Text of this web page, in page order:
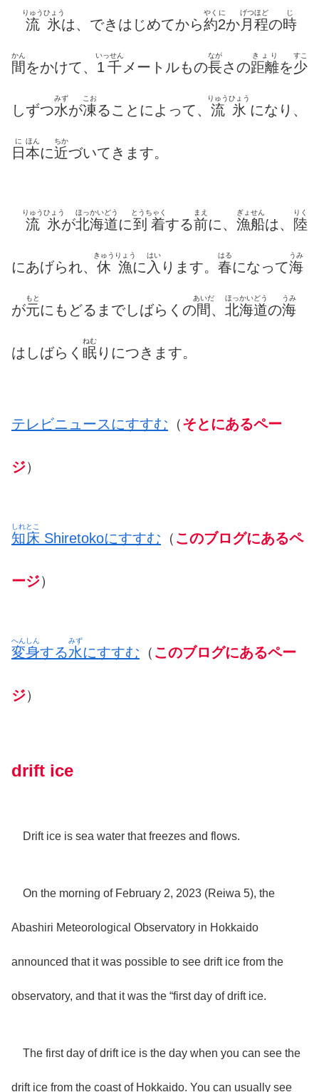
流氷
りゅうひょう
は、できはじめてから約
やく
2
に
か月程
げつほど
の時
じ
間
かん
をかけて、 1千
いっせん
メートルもの長
なが
さの距離
きょり
を少
すこ
しずつ水
みず
が凍
こお
ることによって、 流氷
りゅうひょう
になり、
日
に
本
ほん
に近
ちか
づいてきます。
流氷
りゅうひょう
が北海道
ほっかいどう
に到着
とうちゃく
する前
まえ
に、 漁船
ぎょせん
は、 陸
りく
にあげられ、 休漁
きゅうりょう
に 入
はい
ります。 春
はる
になって海
うみ
が元
もと
にもどるまでしばらくの間
あいだ
、 北海道
ほっかいどう
の海
うみ
はしばらく 眠
ねむ
りにつきます。
テレビニュースにすすむ （そとにあるペー
ジ）
知床
しれとこ
Shiretokoにすすむ （ このブログにあるペ
ージ）
変身
へんしん
する水
みず
にすすむ （ このブログにあるペー
ジ）
drift ice
Drift ice is sea water that freezes and flows.
On the morning of February 2, 2023 (Reiwa 5), the
Abashiri Meteorological Observatory in Hokkaido
announced that it was possible to see drift ice from the
observatory, and that it was the “first day of drift ice.
The first day of drift ice is the day when you can see the
drift ice from the coast of Hokkaido. You can usually see